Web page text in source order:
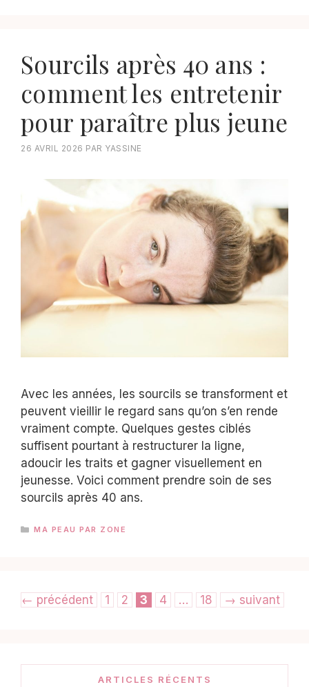
Sourcils après 40 ans :
comment les entretenir
pour paraître plus jeune
26 AVRIL 2026 PAR YASSINE
Avec les années, les sourcils se transforment et
peuvent vieillir le regard sans qu’on s’en rende
vraiment compte. Quelques gestes ciblés
suffisent pourtant à restructurer la ligne,
adoucir les traits et gagner visuellement en
jeunesse. Voici comment prendre soin de ses
sourcils après 40 ans.
CATÉGORIES
MA PEAU PAR ZONE
← précédent Page
1 Page
2 Page
3 Page
4 … Page
18 → suivant
ARTICLES RÉCENTS